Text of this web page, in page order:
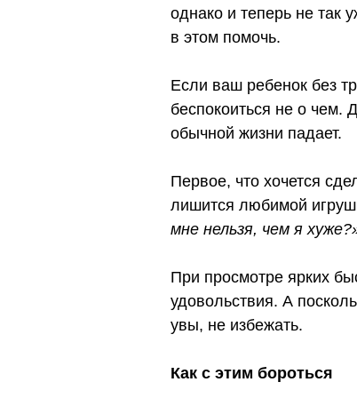
однако и теперь не
в этом помочь.
Если ваш ребенок без
беспокоиться не о чем.
обычной жизни падает.
Первое, что хочется
лишится любимой
мне нельзя, чем я
При просмотре ярких
удовольствия. А
увы, не избежать.
Как с этим бороться